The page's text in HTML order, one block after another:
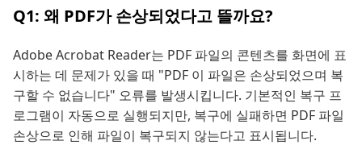
Q1: 왜 PDF가 손상되었다고 뜰까요?
Adobe Acrobat Reader는 PDF 파일의 콘텐츠를 화면에 표
시하는 데 문제가 있을 때 "PDF 이 파일은 손상되었으며 복
구할 수 없습니다" 오류를 발생시킵니다. 기본적인 복구 프
로그램이 자동으로 실행되지만, 복구에 실패하면 PDF 파일
손상으로 인해 파일이 복구되지 않는다고 표시됩니다.